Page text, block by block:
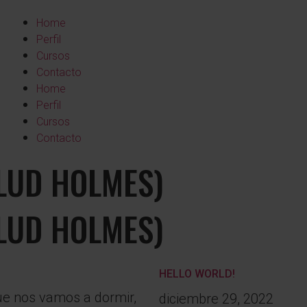
Home
Perfil
Cursos
Contacto
Home
Perfil
Cursos
Contacto
HOLMES)
HOLMES)
nos vamos a dormir,
HELLO WORLD!
diciembre 29, 2022